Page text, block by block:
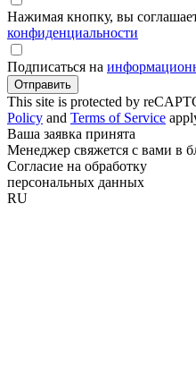
Нажимая кнопку, вы
конфиденциальности
Подписаться на
Отправить
This site is protected by
Policy and Terms of Service
Ваша заявка принята
Менеджер свяжется с вами в
Согласие на обработку
персональных данных
RU